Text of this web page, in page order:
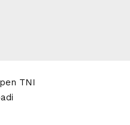
TNI